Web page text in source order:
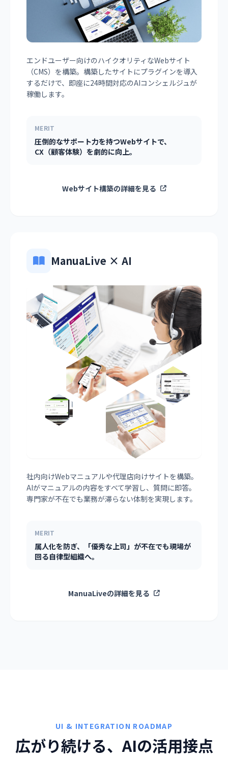
エンドユーザー向けのハイクオリティなWebサイト
（CMS）を構築。構築したサイトにプラグインを導入
するだけで、即座に24時間対応のAIコンシェルジュが
稼働します。
MERIT
圧倒的なサポート力を持つWebサイトで、
CX（顧客体験）を劇的に向上。
Webサイト構築の詳細を見る
ManuaLive × AI
社内向けWebマニュアルや代理店向けサイトを構築。
AIがマニュアルの内容をすべて学習し、質問に即答。
専門家が不在でも業務が滞らない体制を実現します。
MERIT
属人化を防ぎ、「優秀な上司」が不在でも現場が
回る自律型組織へ。
ManuaLiveの詳細を見る
UI & INTEGRATION ROADMAP
広がり続ける、AIの活用接点